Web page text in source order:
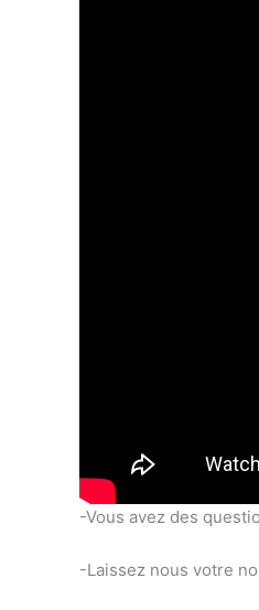
-Vous avez des
-Laissez nous votre